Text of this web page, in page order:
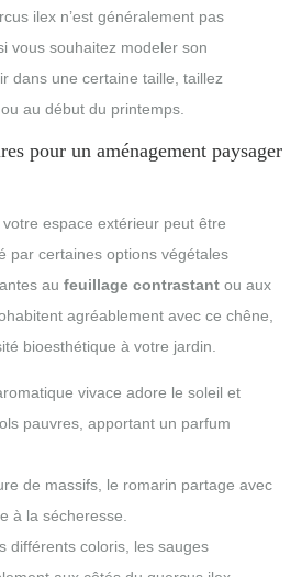
ilex n’est généralement pas
vous souhaitez modeler son
dans une certaine taille, taillez
au début du printemps.
pour un aménagement paysager
espace extérieur peut être
par certaines options végétales
au feuillage contrastant ou aux
agréablement avec ce chêne,
bioesthétique à votre jardin.
vivace adore le soleil et
pauvres, apportant un parfum
de massifs, le romarin partage avec
à la sécheresse.
différents coloris, les sauges